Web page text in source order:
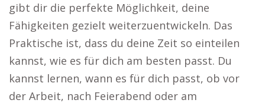
gibt dir die perfekte Möglichkeit, deine
Fähigkeiten gezielt weiterzuentwickeln. Das
Praktische ist, dass du deine Zeit so einteilen
kannst, wie es für dich am besten passt. Du
kannst lernen, wann es für dich passt, ob vor
der Arbeit, nach Feierabend oder am